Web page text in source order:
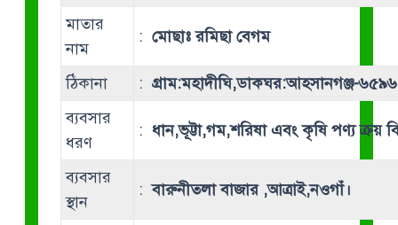
মাতার
নাম
: মোছাঃ রমিছা বেগম
ঠিকানা : গ্রাম:মহাদীঘি,ডাকঘর:আহসানগঞ্জ-
ব্যবসার
ধরণ
: ধান,ভূট্টা,গম,শরিষা এবং কৃষি পণ্য ক্রয়
ব্যবসার
স্থান
:বারুনীতলা বাজার ,আত্রাই,নওগাঁ।